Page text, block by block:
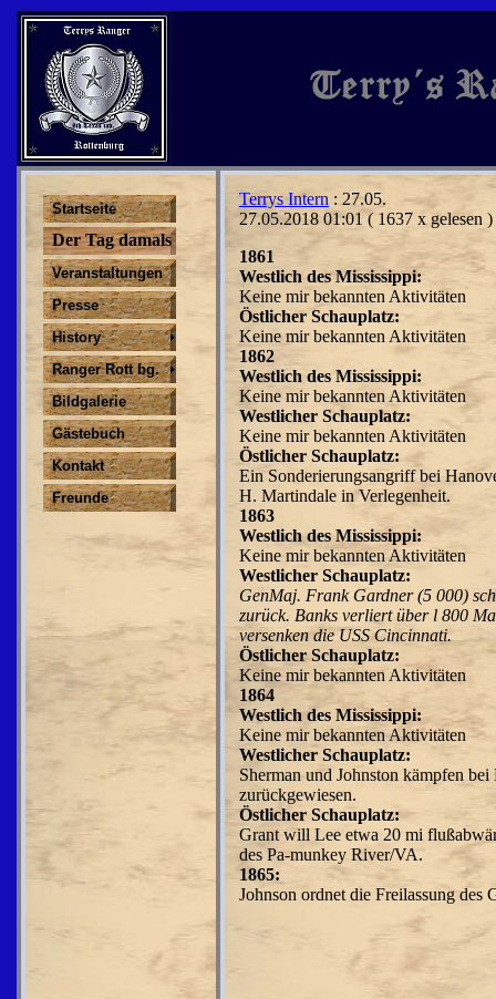
Startseite
Der Tag damals
Veranstaltungen
Presse
History
Ranger Rott bg.
Bildgalerie
Gästebuch
Kontakt
Freunde
Terrys Intern : 27.05.
27.05.2018 01:01 ( 1637 x gelesen )
1861
Westlich des Mississippi:
Keine mir bekannten Aktivitäten
Östlicher Schauplatz:
Keine mir bekannten Aktivitäten
1862
Westlich des Mississippi:
Keine mir bekannten Aktivitäten
Westlicher Schauplatz:
Keine mir bekannten Aktivitäten
Östlicher Schauplatz:
Ein Sonderierungsangriff bei
H. Martindale in Verlegenheit.
1863
Westlich des Mississippi:
Keine mir bekannten Aktivitäten
Westlicher Schauplatz:
GenMaj. Frank Gardner(5 000)
zurück. Banks verliert über l 800
versenken dieUSS Cincinnati.
Östlicher Schauplatz:
Keine mir bekannten Aktivitäten
1864
Westlich des Mississippi:
Keine mir bekannten Aktivitäten
Westlicher Schauplatz:
Sherman und Johnston kämp­fen
zurückgewie­sen.
Östlicher Schauplatz:
Grant will Lee etwa 20 mi
des Pa-munkey River/VA.
1865:
Johnson ordnet die Frei­lassung des